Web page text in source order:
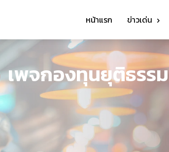
หน้าแรก ข่าวเด่น
เพจกองทุนยุติธรรม